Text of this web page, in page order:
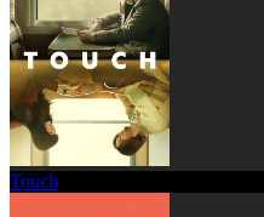
Touch